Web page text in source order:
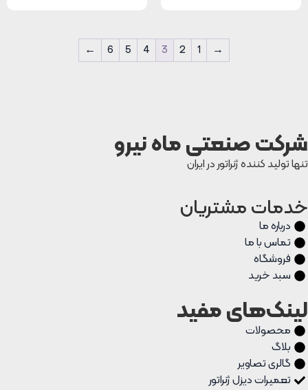
→
1
2
3
4
5
6
←
شرکت صنعتی ماه نیرو
تنها تولید کننده ژنراتور در ایران
خدمات مشتریان
درباره ما
تماس با ما
فروشگاه
سبد خرید
لینک‌های مفید
محصولات
بلاگ
گالری تصاویر
تعمیرات دیزل ژنراتور